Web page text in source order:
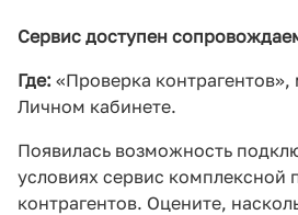
Сервис доступен
Где: «Проверка
Личном кабинете.
Появилась возможность
условиях сервис комплексной
контрагентов. Оцените,